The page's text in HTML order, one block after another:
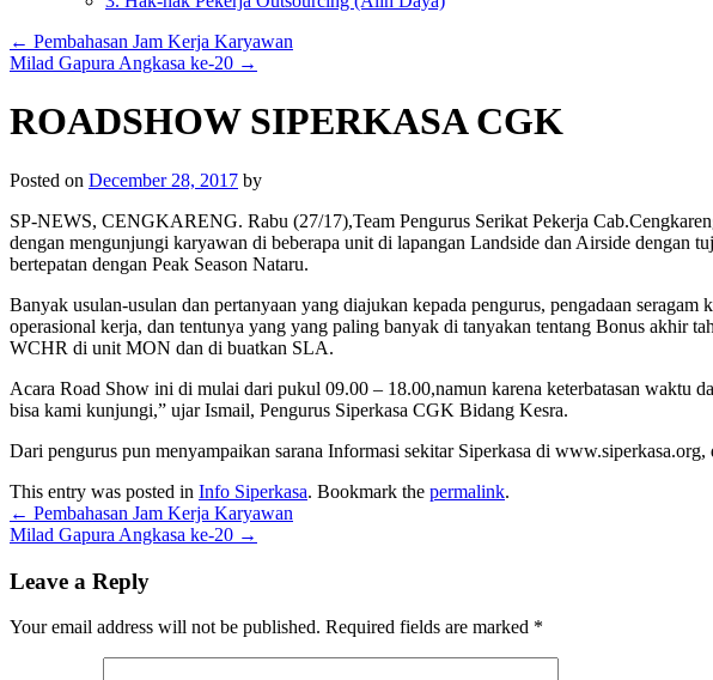
← Pembahasan Jam Kerja Karyawan
Milad Gapura Angkasa ke-20 →
ROADSHOW SIPERKASA CGK
Posted on December 28, 2017 by
SP-NEWS, CENGKARENG. Rabu (27/17),Team Pengurus Serikat Pekerja
dengan mengunjungi karyawan di beberapa unit di lapangan Landside dan Airside dengan
bertepatan dengan Peak Season Nataru.
Banyak usulan-usulan dan pertanyaan yang diajukan kepada pengurus, pengadaan
operasional kerja, dan tentunya yang yang paling banyak di tanyakan tentang Bonus akhir
WCHR di unit MON dan di buatkan SLA.
Acara Road Show ini di mulai dari pukul 09.00 – 18.00,namun karena keterbatasan waktu
bisa kami kunjungi,” ujar Ismail, Pengurus Siperkasa CGK Bidang Kesra.
Dari pengurus pun menyampaikan sarana Informasi sekitar Siperkasa di
This entry was posted in Info Siperkasa. Bookmark the permalink.
← Pembahasan Jam Kerja Karyawan
Milad Gapura Angkasa ke-20 →
Leave a Reply
Your email address will not be published. Required fields are marked *